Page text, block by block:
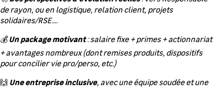
de rayon, ou en logistique, relation client, projets
solidaires/RSE….
💰Un package motivant: salaire fixe + primes + actionnariat
+ avantages nombreux (dont remises produits, dispositifs
pour concilier vie pro/perso, etc.)
🙌 Une entreprise inclusive, avec une équipe soudée et une